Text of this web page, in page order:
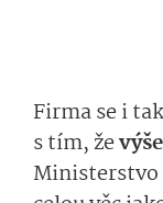
Firma se i
s tím, že